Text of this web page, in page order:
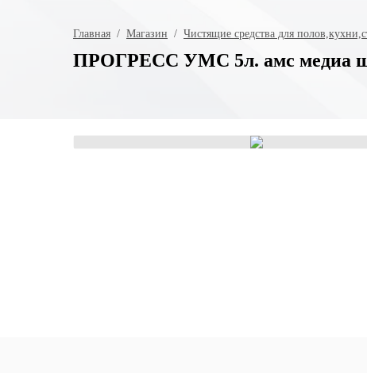
Главная
  /
Магазин
  /
Чистящие средства для
ПРОГРЕСС УМС 5л. амс медиа